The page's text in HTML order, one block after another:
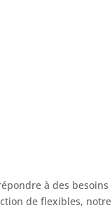
à des
de flexibles,